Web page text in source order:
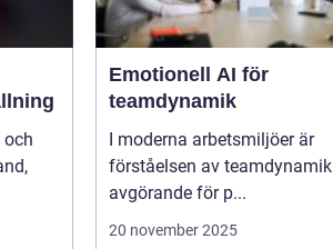
och
Emotionell AI för
teamdynamik
I moderna arbetsmiljöer är
förståelsen av teamdynamik
avgörande för p...
20 november 2025